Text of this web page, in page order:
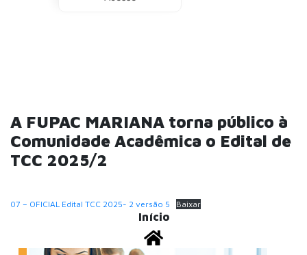
A FUPAC MARIANA torna público à
Comunidade Acadêmica o Edital de
TCC 2025/2
07 – OFICIAL Edital TCC 2025- 2 versão 5 Baixar
Início